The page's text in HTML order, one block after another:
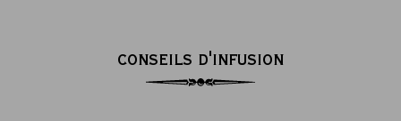
CONSEILS D'INFUSION